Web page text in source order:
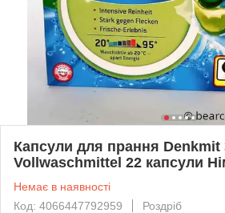
Капсули для прання
Vollwaschmittel 22 капсули
Немає в наявності
Код: 4066447792959
Роздріб